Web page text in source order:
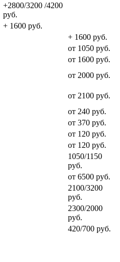
+2800/3200 /4200
руб.
+ 1600 руб.
+ 1600 руб.
от 1050 руб.
от 1600 руб.
от 2000 руб.
от 2100 руб.
от 240 руб.
от 370 руб.
от 120 руб.
от 120 руб.
1050/1150
руб.
от 6500 руб.
2100/3200
руб.
2300/2000
руб.
420/700 руб.